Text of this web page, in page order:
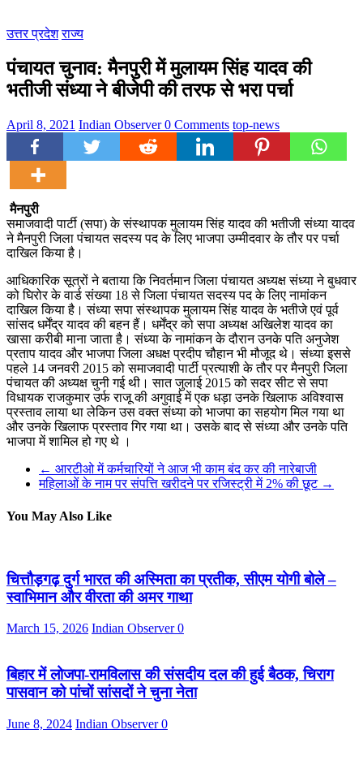
उत्तर प्रदेश राज्य
पंचायत चुनाव: मैनपुरी में मुलायम सिंह यादव की
भतीजी संध्या ने बीजेपी की तरफ से भरा पर्चा
April 8, 2021 Indian Observer0 Comments top-news
मैनपुरी
समाजवादी पार्टी (सपा) के संस्थापक मुलायम सिंह यादव की भतीजी संध्या यादव
ने मैनपुरी जिला पंचायत सदस्य पद के लिए भाजपा उम्मीदवार के तौर पर पर्चा
दाखिल किया है।
आधिकारिक सूत्रों ने बताया कि निवर्तमान जिला पंचायत अध्यक्ष संध्या ने बुधवार
को घिरोर के वार्ड संख्या 18 से जिला पंचायत सदस्य पद के लिए नामांकन
दाखिल किया है। संध्या सपा संस्थापक मुलायम सिंह यादव के भतीजे एवं पूर्व
सांसद धर्मेंद्र यादव की बहन हैं। धर्मेंद्र को सपा अध्यक्ष अखिलेश यादव का
खासा करीबी माना जाता है। संध्या के नामांकन के दौरान उनके पति अनुजेश
प्रताप यादव और भाजपा जिला अधक्ष प्रदीप चौहान भी मौजूद थे। संध्या इससे
पहले 14 जनवरी 2015 को समाजवादी पार्टी प्रत्याशी के तौर पर मैनपुरी जिला
पंचायत की अध्यक्ष चुनी गई थी। सात जुलाई 2015 को सदर सीट से सपा
विधायक राजकुमार उर्फ राजू की अगुवाई में एक धड़ा उनके खिलाफ अविश्वास
प्रस्ताव लाया था लेकिन उस वक्त संध्या को भाजपा का सहयोग मिल गया था
और उनके खिलाफ प्रस्ताव गिर गया था। उसके बाद से संध्या और उनके पति
भाजपा में शामिल हो गए थे ।
← आरटीओ में कर्मचारियों ने आज भी काम बंद कर की नारेबाजी
महिलाओं के नाम पर संपत्ति खरीदने पर रजिस्ट्री में 2% की छूट →
You May Also Like
चित्तौड़गढ़ दुर्ग भारत की अस्मिता का प्रतीक, सीएम योगी बोले –
स्वाभिमान और वीरता की अमर गाथा
March 15, 2026 Indian Observer0
बिहार में लोजपा-रामविलास की संसदीय दल की हुई बैठक, चिराग
पासवान को पांचों सांसदों ने चुना नेता
June 8, 2024 Indian Observer0